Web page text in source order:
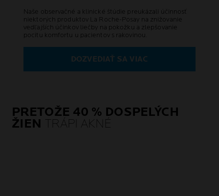
Naše observačné a klinické štúdie preukázali účinnosť
niektorých produktov La Roche-Posay na znižovanie
vedľajších účinkov liečby na pokožku a zlepšovanie
pocitu komfortu u pacientov s rakovinou.
DOZVEDIAŤ SA VIAC
PRETOŽE 40 % DOSPELÝCH
ŽIEN TRÁPI AKNÉ